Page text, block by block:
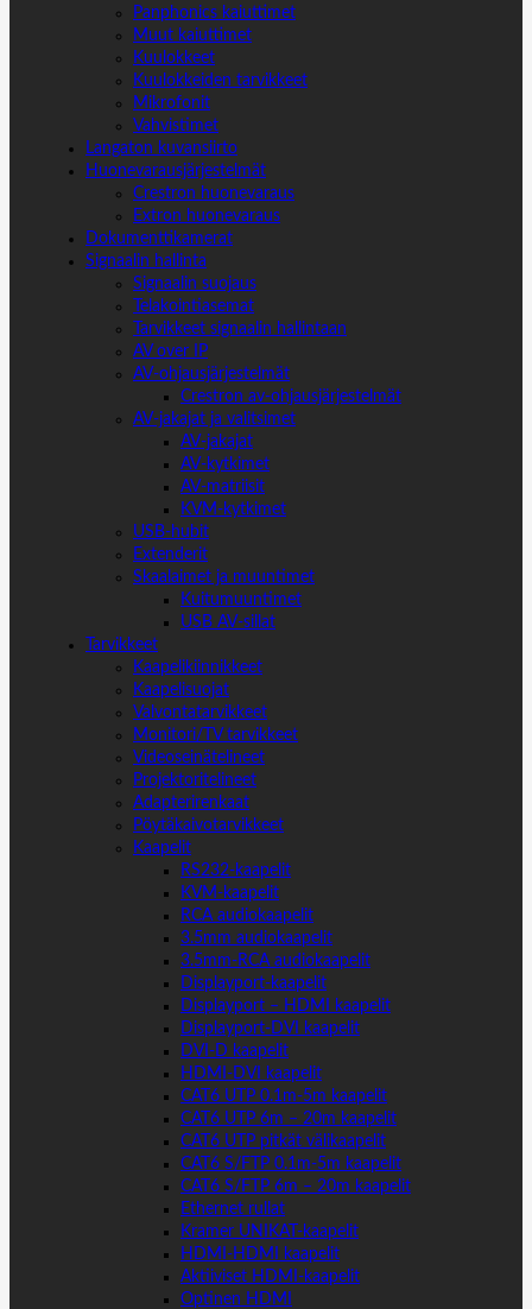
Panphonics kaiuttimet
Muut kaiuttimet
Kuulokkeet
Kuulokkeiden tarvikkeet
Mikrofonit
Vahvistimet
Langaton kuvansiirto
Huonevarausjärjestelmät
Crestron huonevaraus
Extron huonevaraus
Dokumenttikamerat
Signaalin hallinta
Signaalin suojaus
Telakointiasemat
Tarvikkeet signaalin hallintaan
AV over IP
AV-ohjausjärjestelmät
Crestron av-ohjausjärjestelmät
AV-jakajat ja valitsimet
AV-jakajat
AV-kytkimet
AV-matriisit
KVM-kytkimet
USB-hubit
Extenderit
Skaalaimet ja muuntimet
Kuitumuuntimet
USB AV-sillat
Tarvikkeet
Kaapelikiinnikkeet
Kaapelisuojat
Valvontatarvikkeet
Monitori/TV tarvikkeet
Videoseinätelineet
Projektoritelineet
Adapterirenkaat
Pöytäkaivotarvikkeet
Kaapelit
RS232-kaapelit
KVM-kaapelit
RCA audiokaapelit
3.5mm audiokaapelit
3.5mm-RCA audiokaapelit
Displayport-kaapelit
Displayport – HDMI kaapelit
Displayport-DVI kaapelit
DVI-D kaapelit
HDMI-DVI kaapelit
CAT6 UTP 0.1m-5m kaapelit
CAT6 UTP 6m – 20m kaapelit
CAT6 UTP pitkät välikaapelit
CAT6 S/FTP 0.1m-5m kaapelit
CAT6 S/FTP 6m – 20m kaapelit
Ethernet rullat
Kramer UNIKAT-kaapelit
HDMI-HDMI kaapelit
Aktiiviset HDMI-kaapelit
Optinen HDMI